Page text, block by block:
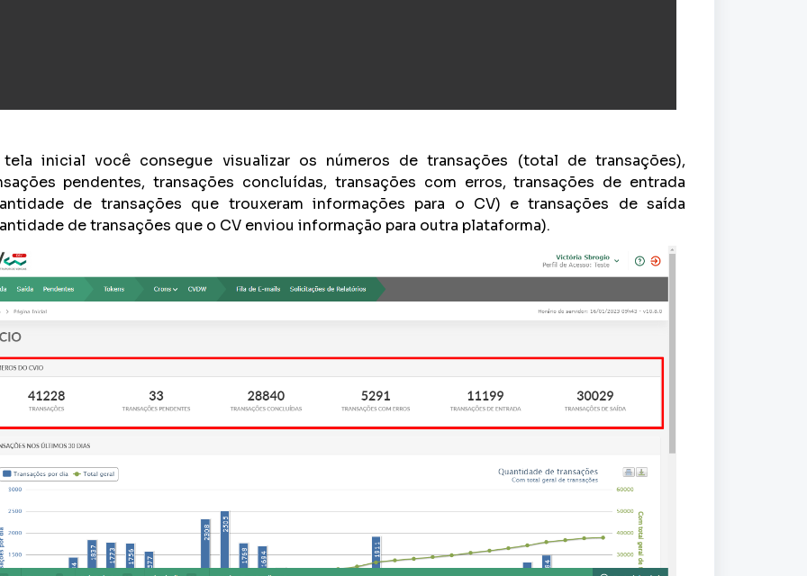
inicial você consegue visualizar os números de transações (total de transações),
pendentes, transações concluídas, transações com erros, transações de entrada
de transações que trouxeram informações para o CV) e transações de saída
de transações que o CV enviou informação para outra plataforma).